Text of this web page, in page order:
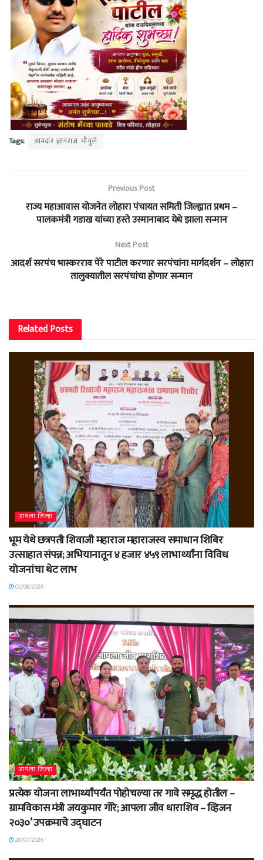
Tags: आमदार ज्ञानराज चौगुले
Previous Post
राज्य महाआवास योजनेत लोहारा पंचायत समिती जिल्ह्यात प्रथम –
पालकमंत्री गडाख यांच्या हस्ते उस्मानाबाद येथे झाला सन्मान
Next Post
आदर्श सरपंच भास्करराव पेरे पाटील करणार सरपंचांना मार्गदर्शन – लोहारा
तालुक्यातील सरपंचांचा होणार सन्मान
RelatedPosts
आपला जिल्हा
भूम येथे छत्रपती शिवाजी महाराज महाराजस्व समाधान शिबिर
उत्साहात संपन्न; अभियानातून ४ हजार ४५९ लाभार्थ्यांना विविध
योजनांचा थेट लाभ
02/08/2026
आपला जिल्हा
प्रत्येक योजना लाभार्थ्यांपर्यंत पोहोचल्या तर गावे समृद्ध होतील –
ग्रामविकास मंत्री जयकुमार गोरे; आपला जीव धाराशिव – व्हिजन
२०३०’ उपक्रमाचे उद्घाटन
28/07/2026